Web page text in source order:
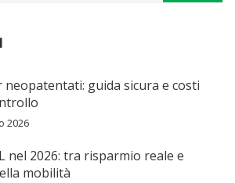
neopatentati: guida sicura e costi
2026
nel 2026: tra risparmio reale e
mobilità